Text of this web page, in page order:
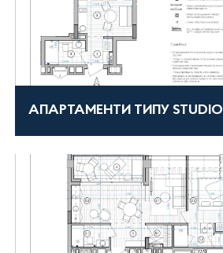
АПАРТАМЕНТИ ТИПУ STUDIO